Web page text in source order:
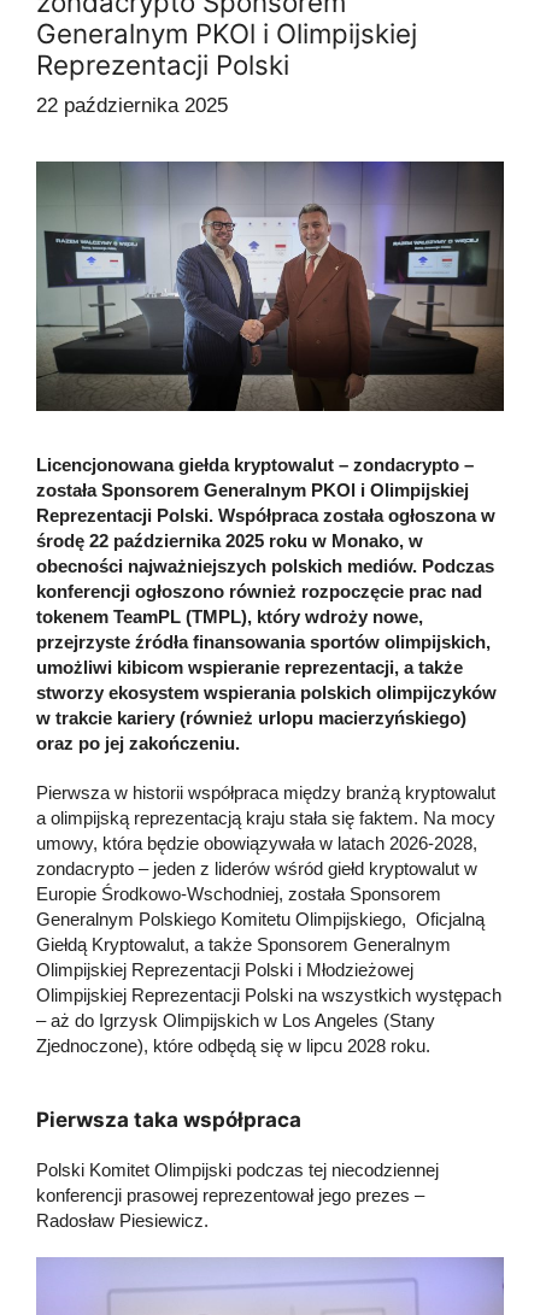
Generalnym PKOl i Olimpijskiej
Reprezentacji Polski
22 października 2025
Licencjonowana giełda kryptowalut – zondacrypto –
została Sponsorem Generalnym PKOl i Olimpijskiej
Reprezentacji Polski. Współpraca została ogłoszona w
środę 22 października 2025 roku w Monako, w
obecności najważniejszych polskich mediów. Podczas
konferencji ogłoszono również rozpoczęcie prac nad
tokenem TeamPL (TMPL), który wdroży nowe,
przejrzyste źródła finansowania sportów olimpijskich,
umożliwi kibicom wspieranie reprezentacji, a także
stworzy ekosystem wspierania polskich olimpijczyków
w trakcie kariery (również urlopu macierzyńskiego)
oraz po jej zakończeniu.
Pierwsza w historii współpraca między branżą kryptowalut
a olimpijską reprezentacją kraju stała się faktem. Na mocy
umowy, która będzie obowiązywała w latach 2026-2028,
zondacrypto – jeden z liderów wśród giełd kryptowalut w
Europie Środkowo-Wschodniej, została Sponsorem
Generalnym Polskiego Komitetu Olimpijskiego, Oficjalną
Giełdą Kryptowalut, a także Sponsorem Generalnym
Olimpijskiej Reprezentacji Polski i Młodzieżowej
Olimpijskiej Reprezentacji Polski na wszystkich występach
– aż do Igrzysk Olimpijskich w Los Angeles (Stany
Zjednoczone), które odbędą się w lipcu 2028 roku.
Pierwsza taka współpraca
Polski Komitet Olimpijski podczas tej niecodziennej
konferencji prasowej reprezentował jego prezes –
Radosław Piesiewicz.